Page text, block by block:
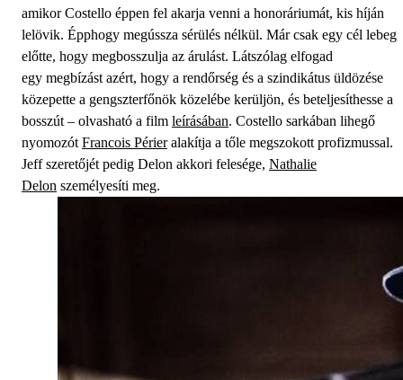
amikor Costello éppen fel akarja venni a honoráriumát, kis híján
lelövik. Épphogy megússza sérülés nélkül. Már csak egy cél lebeg
előtte, hogy megbosszulja az árulást. Látszólag elfogad
egy megbízást azért, hogy a rendőrség és a szindikátus üldözése
közepette a gengszterfőnök közelébe kerüljön, és beteljesíthesse a
bosszút – olvasható a film leírásában. Costello sarkában lihegő
nyomozót Francois Périeralakítja a tőle megszokott profizmussal.
Jeff szeretőjét pedig Delon akkori felesége, Nathalie
Delon személyesíti meg.